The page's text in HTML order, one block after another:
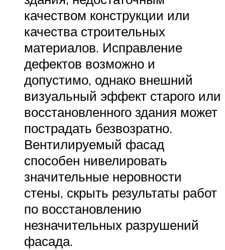
качеством конструкции или
качества строительных
материалов. Исправление
дефектов возможно и
допустимо, однако внешний
визуальный эффект старого или
восстановленного здания может
пострадать безвозратно.
Вентилируемый фасад
способен нивелировать
значительные неровности
стены, скрыть результаты работ
по восстановлению
незначительных разрушений
фасада.